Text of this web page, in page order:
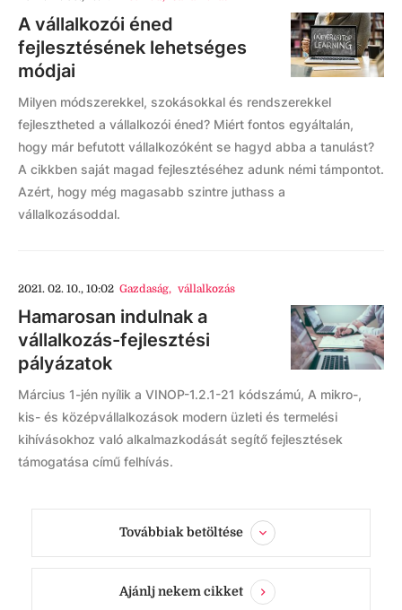
A vállalkozói éned
fejlesztésének lehetséges
módjai
Milyen módszerekkel, szokásokkal és rendszerekkel
fejlesztheted a vállalkozói éned? Miért fontos egyáltalán,
hogy már befutott vállalkozóként se hagyd abba a tanulást?
A cikkben saját magad fejlesztéséhez adunk némi támpontot.
Azért, hogy még magasabb szintre juthass a
vállalkozásoddal.
2021. 02. 10., 10:02 Gazdaság, vállalkozás
Hamarosan indulnak a
vállalkozás-fejlesztési
pályázatok
Március 1-jén nyílik a VINOP-1.2.1-21 kódszámú, A mikro-,
kis- és középvállalkozások modern üzleti és termelési
kihívásokhoz való alkalmazkodását segítő fejlesztések
támogatása című felhívás.
Továbbiak betöltése
Ajánlj nekem cikket